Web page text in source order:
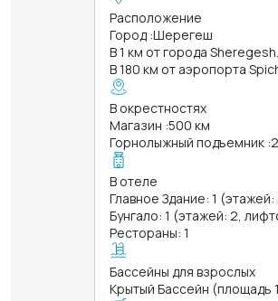
Расположение
Город :Шерегеш
В 1 км от города
В 180 км от аэропорта
В окрестностях
Магазин :500 км
Горнолыжный подъемник :
В отеле
Главное Здание: 1
Бунгало: 1 (этажей: 2,
Рестораны: 1
Бассейны для взрослых
Крытый Бассейн (площадь